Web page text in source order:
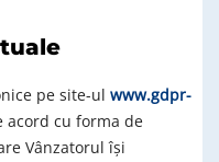
pe site-ul www.gdpr-
acord cu forma de
Vânzatorul își